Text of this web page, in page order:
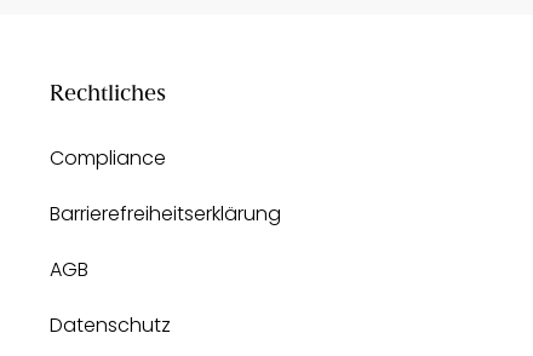
Rechtliches
Compliance
Barrierefreiheitserklärung
AGB
Datenschutz